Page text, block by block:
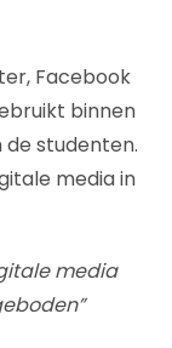
Facebook
binnen
de studenten.
media in
media